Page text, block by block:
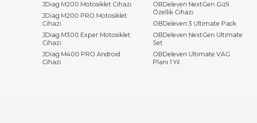
JDiag M200 Motosiklet Cihazı
JDiag M200 PRO Motosiklet
Cihazı
JDiag M300 Exper Motosiklet
Cihazı
JDiag M400 PRO Android
Cihazı
OBDeleven NextGen Gizli
Özellik Cihazı
OBDeleven 3 Ultimate Pack
OBDeleven NextGen Ultimate
Set
OBDeleven Ultimate VAG
Planı 1 Yıl